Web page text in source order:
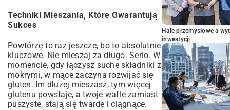
Techniki Mieszania, Które Gwarantują
Sukces
Powtórzę to raz jeszcze, bo to absolutnie
kluczowe. Nie mieszaj za długo. Serio. W
momencie, gdy łączysz suche składniki z
mokrymi, w mące zaczyna rozwijać się
gluten. Im dłużej mieszasz, tym więcej
glutenu powstaje, a twoje wafle zamiast
puszyste, stają się twarde i ciągnące.
Hale przemysłowe a
inwestycji